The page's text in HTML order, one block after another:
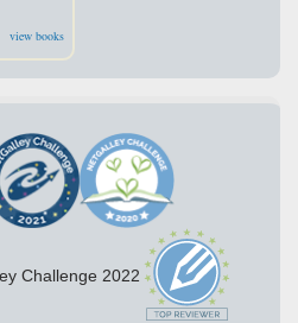
view books